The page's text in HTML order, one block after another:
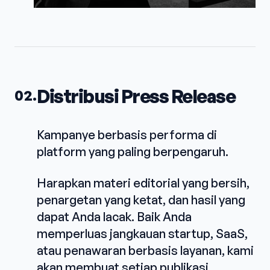
02.Distribusi Press Release
Kampanye berbasis performa di
platform yang paling berpengaruh.
Harapkan materi editorial yang bersih,
penargetan yang ketat, dan hasil yang
dapat Anda lacak. Baik Anda
memperluas jangkauan startup, SaaS,
atau penawaran berbasis layanan, kami